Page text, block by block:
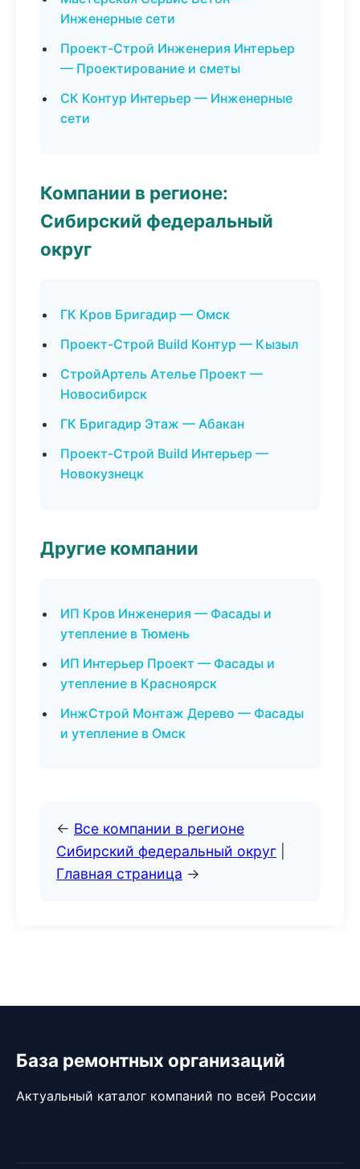
Инженерные сети
Проект-Строй Инженерия Интерьер
— Проектирование и сметы
СК Контур Интерьер — Инженерные
сети
Компании в регионе:
Сибирский федеральный
округ
ГК Кров Бригадир — Омск
Проект-Строй Build Контур — Кызыл
СтройАртель Ателье Проект —
Новосибирск
ГК Бригадир Этаж — Абакан
Проект-Строй Build Интерьер —
Новокузнецк
Другие компании
ИП Кров Инженерия — Фасады и
утепление в Тюмень
ИП Интерьер Проект — Фасады и
утепление в Красноярск
ИнжСтрой Монтаж Дерево — Фасады
и утепление в Омск
← Все компании в регионе
Сибирский федеральный округ
Главная страница →
База ремонтных организаций
Актуальный каталог компаний по всей России